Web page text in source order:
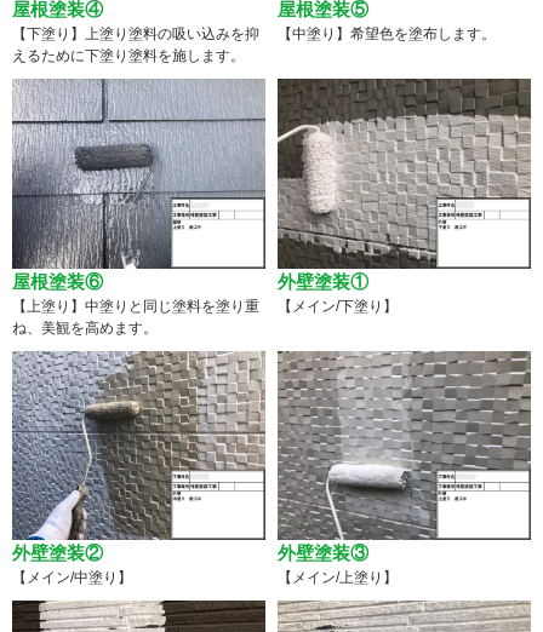
屋根塗装④
【下塗り】上塗り塗料の吸い込みを抑
えるために下塗り塗料を施します。
屋根塗装⑤
【中塗り】希望色を塗布します。
屋根塗装⑥
【上塗り】中塗りと同じ塗料を塗り重
ね、美観を高めます。
外壁塗装①
【メイン/下塗り】
外壁塗装②
【メイン/中塗り】
外壁塗装③
【メイン/上塗り】